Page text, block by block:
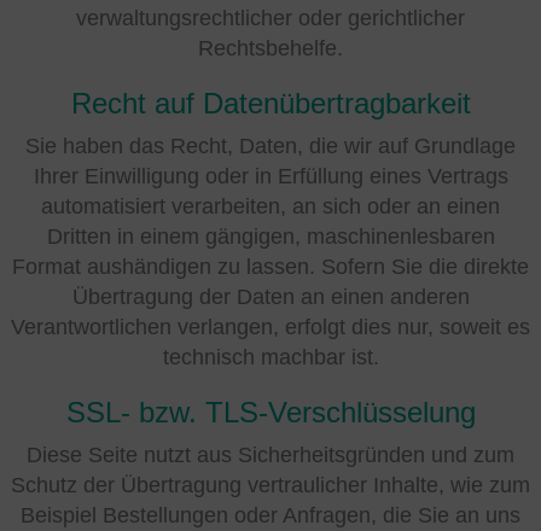
verwaltungsrechtlicher oder gerichtlicher
Rechtsbehelfe.
Recht auf Datenübertragbarkeit
Sie haben das Recht, Daten, die wir auf Grundlage
Ihrer Einwilligung oder in Erfüllung eines Vertrags
automatisiert verarbeiten, an sich oder an einen
Dritten in einem gängigen, maschinenlesbaren
Format aushändigen zu lassen. Sofern Sie die direkte
Übertragung der Daten an einen anderen
Verantwortlichen verlangen, erfolgt dies nur, soweit es
technisch machbar ist.
SSL- bzw. TLS-Verschlüsselung
Diese Seite nutzt aus Sicherheitsgründen und zum
Schutz der Übertragung vertraulicher Inhalte, wie zum
Beispiel Bestellungen oder Anfragen, die Sie an uns